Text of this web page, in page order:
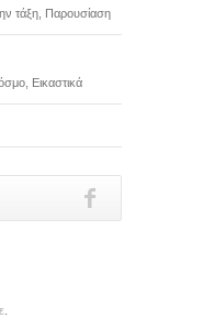
τάξη, Παρουσίαση
Εικαστικά